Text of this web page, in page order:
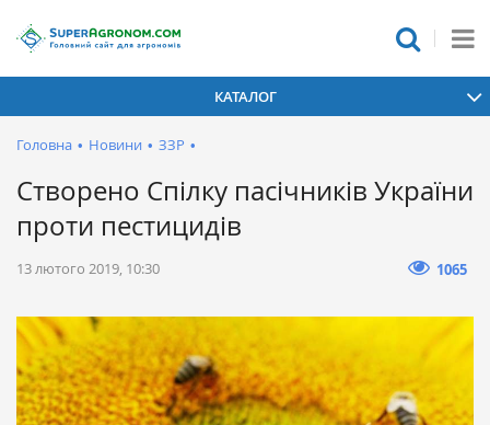
КАТАЛОГ
Головна • Новини • ЗЗР •
Створено Спілку пасічників України
проти пестицидів
13 лютого 2019, 10:30 1065